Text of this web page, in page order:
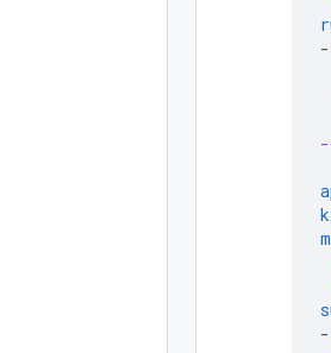
-
-